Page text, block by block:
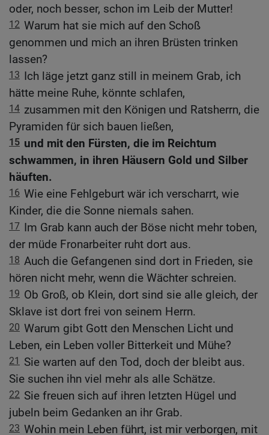
oder, noch besser, schon im Leib der Mutter!
12 Warum hat sie mich auf den Schoß
genommen und mich an ihren Brüsten trinken
lassen?
13 Ich läge jetzt ganz still in meinem Grab, ich
hätte meine Ruhe, könnte schlafen,
14 zusammen mit den Königen und Ratsherrn, die
Pyramiden für sich bauen ließen,
15 und mit den Fürsten, die im Reichtum
schwammen, in ihren Häusern Gold und Silber
häuften.
16 Wie eine Fehlgeburt wär ich verscharrt, wie
Kinder, die die Sonne niemals sahen.
17 Im Grab kann auch der Böse nicht mehr toben,
der müde Fronarbeiter ruht dort aus.
18 Auch die Gefangenen sind dort in Frieden, sie
hören nicht mehr, wenn die Wächter schreien.
19 Ob Groß, ob Klein, dort sind sie alle gleich, der
Sklave ist dort frei von seinem Herrn.
20 Warum gibt Gott den Menschen Licht und
Leben, ein Leben voller Bitterkeit und Mühe?
21
Sie warten auf den Tod, doch der bleibt aus.
Sie suchen ihn viel mehr als alle Schätze.
22 Sie freuen sich auf ihren letzten Hügel und
jubeln beim Gedanken an ihr Grab.
23 Wohin mein Leben führt, ist mir verborgen, mit